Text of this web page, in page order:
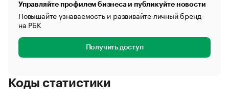
Управляйте профилем бизнеса и публикуйте новости
Повышайте узнаваемость и развивайте личный бренд
на РБК
Получить доступ
Коды статистики